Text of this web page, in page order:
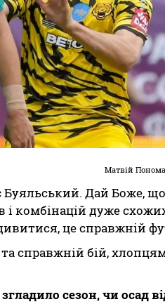
Матвій
Буяльський. Дай Боже,
і комбінацій дуже
це справжній
справжній бій,
сезон, чи осад